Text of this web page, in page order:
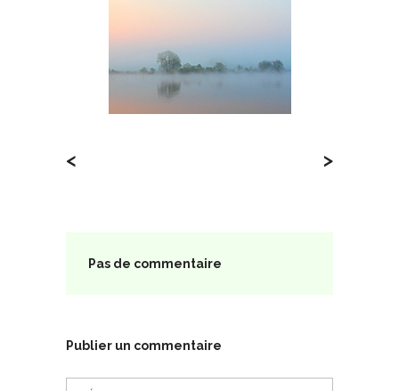
< >
Pas de commentaire
Publier un commentaire